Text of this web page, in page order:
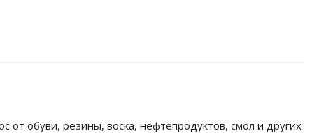
от обуви, резины, воска, нефтепродуктов, смол и других